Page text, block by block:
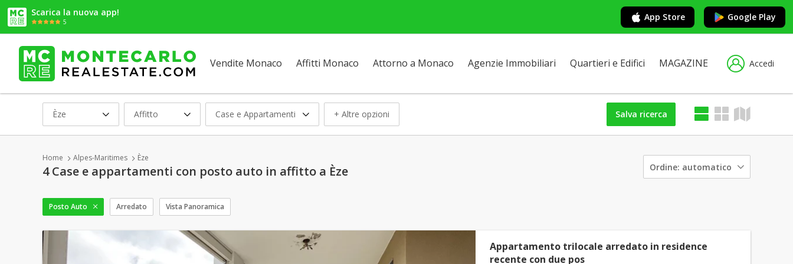
Scarica la nuova app!
5 App Store Google Play
Vendite Monaco Affitti Monaco Attorno a Monaco Agenzie Immobiliari Quartieri e Edifici MAGAZINE Accedi
Èze Affitto Case e Appartamenti + Altre opzioni
Ordine: automatico
Salva ricerca
Home Alpes-Maritimes Èze
4 Case e appartamenti con posto auto in affitto a Èze
Posto Auto Arredato Vista Panoramica
Appartamento trilocale arredato in residence
recente con due pos